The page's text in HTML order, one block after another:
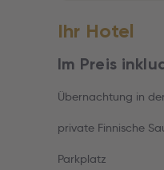
Ihr Hotel
Im Preis
Übernachtung in
private Finnische
Parkplatz